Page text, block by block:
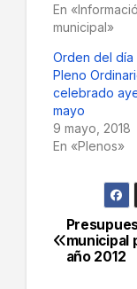
En
municipal»
Orden del día
Pleno
celebrado
mayo
9 mayo, 2018
En «Plenos»
de
municipal
año 2012